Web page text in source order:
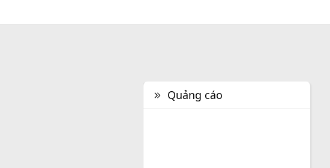
Quảng cáo